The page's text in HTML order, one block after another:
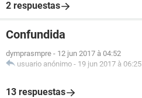
2 respuestas
Confundida
dymprasmpre - 12 jun 2017 à 04:52
usuario anónimo - 19 jun 2017 à 06:25
13 respuestas